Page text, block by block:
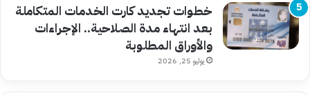
خطوات تجديد كارت الخدمات المتكاملة
بعد انتهاء مدة الصلاحية.. الإجراءات
والأوراق المطلوبة
يوليو 25, 2026